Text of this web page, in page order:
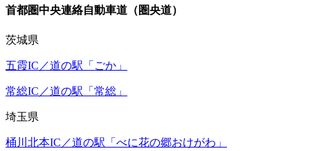
首都圏中央連絡自動車道（圏央道）
茨城県
五霞IC／道の駅「ごか」
常総IC／道の駅「常総」
埼玉県
桶川北本IC／道の駅「べに花の郷おけがわ」